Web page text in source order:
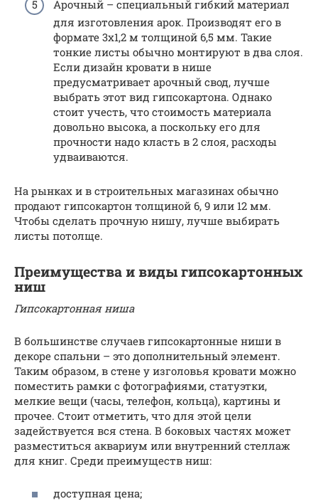
Арочный – специальный гибкий материал
для изготовления арок. Производят его в
формате 3х1,2 м толщиной 6,5 мм. Такие
тонкие листы обычно монтируют в два слоя.
Если дизайн кровати в нише
предусматривает арочный свод, лучше
выбрать этот вид гипсокартона. Однако
стоит учесть, что стоимость материала
довольно высока, а поскольку его для
прочности надо класть в 2 слоя, расходы
удваиваются.
На рынках и в строительных магазинах обычно
продают гипсокартон толщиной 6, 9 или 12 мм.
Чтобы сделать прочную нишу, лучше выбирать
листы потолще.
Преимущества и виды гипсокартонных
ниш
Гипсокартонная ниша
В большинстве случаев гипсокартонные ниши в
декоре спальни – это дополнительный элемент.
Таким образом, в стене у изголовья кровати можно
поместить рамки с фотографиями, статуэтки,
мелкие вещи (часы, телефон, кольца), картины и
прочее. Стоит отметить, что для этой цели
задействуется вся стена. В боковых частях может
разместиться аквариум или внутренний стеллаж
для книг. Среди преимуществ ниш:
доступная цена;